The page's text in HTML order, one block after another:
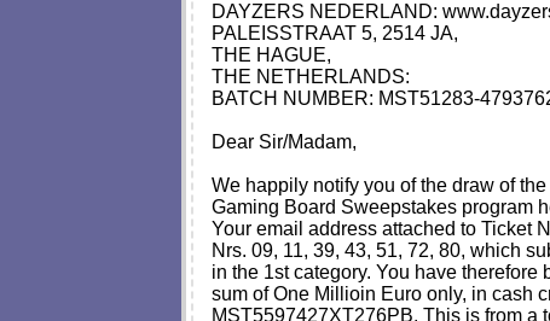
DAYZERS NEDERLAND:
PALEISSTRAAT 5, 2514 JA,
THE HAGUE,
THE NETHERLANDS:
BATCH NUMBER: MST51283-
Dear Sir/Madam,
We happily notify you of the draw of
Gaming Board Sweepstakes program
Your email address attached to Ticket
Nrs. 09, 11, 39, 43, 51, 72, 80, which
in the 1st category. You have therefore
sum of One Millioin Euro only, in cash
MST5597427XT276PB. This is from a